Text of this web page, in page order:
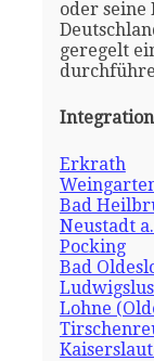
oder seine
geregelt
Erkrath
Bad
Neustadt
Pocking
Bad
Lohne